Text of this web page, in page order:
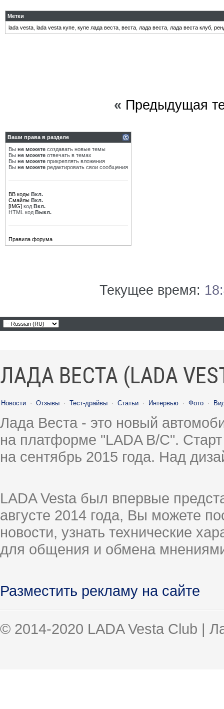
Метки
lada vesta lada vesta купе купе лада веста веста лада веста лада веста клуб
« Предыдущая
Ваши права в разделе
Вы не можете создавать новые темы
Вы не можете отвечать в темах
Вы не можете прикреплять вложения
Вы не можете редактировать свои сообщения
BB коды Вкл.
Смайлы Вкл.
[IMG] код Вкл.
HTML код Выкл.
Правила форума
Текущее время:
ЛАДА ВЕСТА (LADA
Новости · Отзывы · Тест-драйвы · Статьи · Интервью · Фото ·
Лада Веста - это новый
на платформе "LADA B/C".
на сентябрь 2015 года. Над
LADA Vesta был впервые
августе 2014 года, Вы можете
новости, узнать технические
для общения и обмена
Разместить рекламу на сайте
© 2014-2020 LADA Vesta Club |